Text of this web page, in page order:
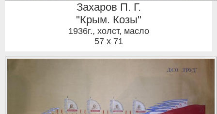
Захаров П. Г.
"Крым. Козы"
1936г., холст, масло
57 x 71